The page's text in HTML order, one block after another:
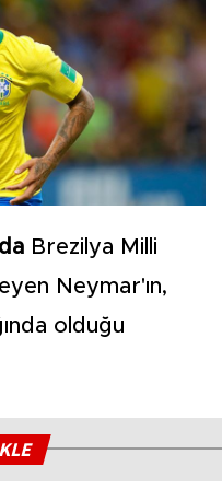
Brezilya Milli
Neymar'ın,
olduğu